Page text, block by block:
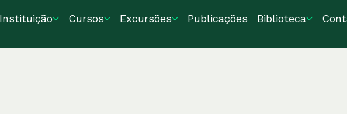
Cursos Excursões Publicações Biblioteca